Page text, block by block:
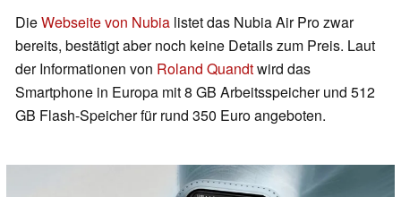
DieWebseite von Nubia listet das Nubia Air Pro zwar
bereits, bestätigt aber noch keine Details zum Preis. Laut
der Informationen von Roland Quandtwird das
Smartphone in Europa mit 8 GB Arbeitsspeicher und 512
GB Flash-Speicher für rund 350 Euro angeboten.